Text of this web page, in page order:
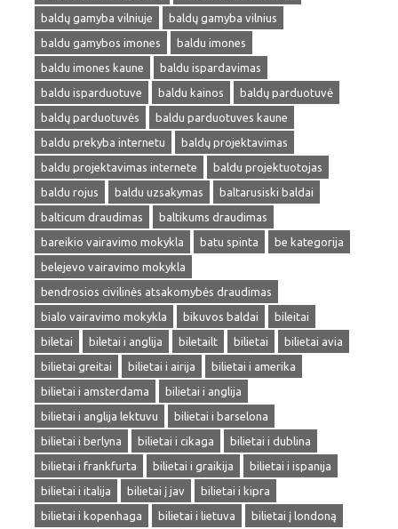
baldų gamyba vilniuje
baldų gamyba vilnius
baldu gamybos imones
baldu imones
baldu imones kaune
baldu ispardavimas
baldu isparduotuve
baldu kainos
baldų parduotuvė
baldų parduotuvės
baldu parduotuves kaune
baldu prekyba internetu
baldų projektavimas
baldu projektavimas internete
baldu projektuotojas
baldu rojus
baldu uzsakymas
baltarusiski baldai
balticum draudimas
baltikums draudimas
bareikio vairavimo mokykla
batu spinta
be kategorija
belejevo vairavimo mokykla
bendrosios civilinės atsakomybės draudimas
bialo vairavimo mokykla
bikuvos baldai
bileitai
biletai
biletai i anglija biletailt bilietai
bilietai avia
bilietai greitai
bilietai i airija
bilietai i amerika
bilietai i amsterdama
bilietai i anglija
bilietai i anglija lektuvu
bilietai i barselona
bilietai i berlyna
bilietai i cikaga
bilietai i dublina
bilietai i frankfurta
bilietai i graikija
bilietai i ispanija
bilietai i italija
bilietai į jav
bilietai i kipra
bilietai i kopenhaga
bilietai i lietuva
bilietai į londoną